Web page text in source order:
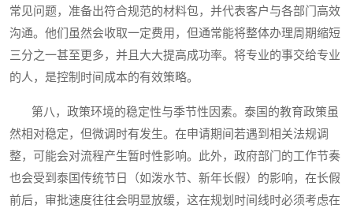
常见问题，准备出符合规范的材料包，并代表客户与各部门高效
沟通。他们虽然会收取一定费用，但通常能将整体办理周期缩短
三分之一甚至更多，并且大大提高成功率。将专业的事交给专业
的人，是控制时间成本的有效策略。
第八，政策环境的稳定性与季节性因素。泰国的教育政策虽
然相对稳定，但微调时有发生。在申请期间若遇到相关法规调
整，可能会对流程产生暂时性影响。此外，政府部门的工作节奏
也会受到泰国传统节日（如泼水节、新年长假）的影响，在长假
前后，审批速度往往会明显放缓，这在规划时间线时必须考虑在